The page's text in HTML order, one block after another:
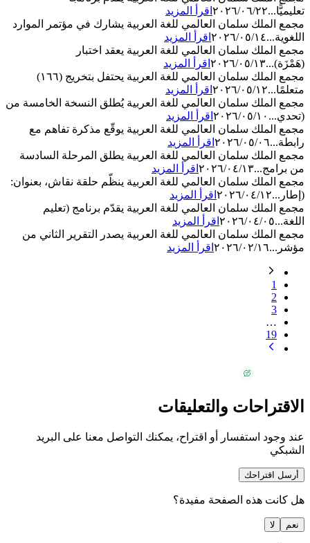
تعليميًّا...٢٠٢٦/٠٦/٢٢ اقرأ المزيد
مجمع الملك سلمان العالمي للغة العربية يشارك في مؤتمر الموارد
اللغوية...٢٠٢٦/٠٥/١٤ اقرأ المزيد
مجمع الملك سلمان العالمي للغة العربية يعقد اختبار
(هَمْزَة)...٢٠٢٦/٠٥/١٣ اقرأ المزيد
مجمع الملك سلمان العالمي للغة العربية يحتفل بتخريج (١٦٦)
متعلمًا...٢٠٢٦/٠٥/١٢ اقرأ المزيد
مجمع الملك سلمان العالمي للغة العربية يُطلق النسخة الخامسة من
(تحدي... ٢٠٢٦/٠٥/١٠ اقرأ المزيد
مجمع الملك سلمان العالمي للغة العربية يوقّع مذكرة تفاهم مع
رابطة...٢٠٢٦/٠٥/٠٦ اقرأ المزيد
مجمع الملك سلمان العالمي للغة العربية يطلق المرحلة السادسة
من برامج...٢٠٢٦/٠٤/١٣ اقرأ المزيد
مجمع الملك سلمان العالمي للغة العربية ينظّم حلقة نقاش، بعنوان:
(إطار...٢٠٢٦/٠٤/١٢ اقرأ المزيد
مجمع الملك سلمان العالمي للغة العربية يقدّم برنامج (تعليم
اللغة...٢٠٢٦/٠٤/٠٥ اقرأ المزيد
مجمع الملك سلمان العالمي للغة العربية يصدر التقرير الثاني من
مؤشر...٢٠٢٦/٠٢/١٦ اقرأ المزيد
1
2
3
…
19
الاقتراحات والتعليقات
عند وجود استفسار أو اقتراح، يمكنك التواصل معنا على البريد
الشبكي
أرسل اقتراحك
هل كانت هذه الصفحة مفيدة؟
نعم لا